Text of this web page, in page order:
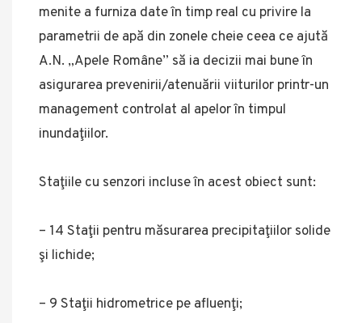
menite a furniza date în timp real cu privire la
parametrii de apă din zonele cheie ceea ce ajută
A.N. „Apele Române” să ia decizii mai bune în
asigurarea prevenirii/atenuării viiturilor printr-un
management controlat al apelor în timpul
inundaţiilor.
Staţiile cu senzori incluse în acest obiect sunt:
– 14 Staţii pentru măsurarea precipitaţiilor solide
şi lichide;
– 9 Staţii hidrometrice pe afluenţi;